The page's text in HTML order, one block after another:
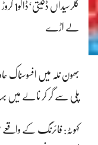
لے اڑے
بھون نلہ میں افسوسناک
پلی سے گر کر نالے میں بہہ
کہوٹہ: فائرنگ کے